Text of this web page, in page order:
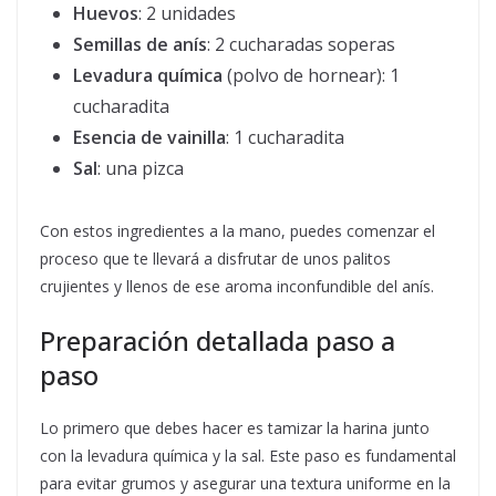
Huevos: 2 unidades
Semillas de anís: 2 cucharadas soperas
Levadura química (polvo de hornear): 1
cucharadita
Esencia de vainilla: 1 cucharadita
Sal: una pizca
Con estos ingredientes a la mano, puedes comenzar el
proceso que te llevará a disfrutar de unos palitos
crujientes y llenos de ese aroma inconfundible del anís.
Preparación detallada paso a
paso
Lo primero que debes hacer es tamizar la harina junto
con la levadura química y la sal. Este paso es fundamental
para evitar grumos y asegurar una textura uniforme en la